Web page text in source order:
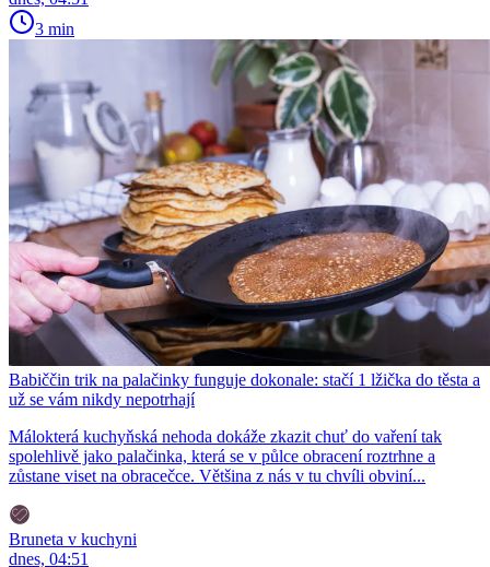
3 min
Babiččin trik na palačinky funguje dokonale: stačí 1 lžička do těsta a
už se vám nikdy nepotrhají
Málokterá kuchyňská nehoda dokáže zkazit chuť do vaření tak
spolehlivě jako palačinka, která se v půlce obracení roztrhne a
zůstane viset na obracečce. Většina z nás v tu chvíli obviní...
Bruneta v kuchyni
dnes, 04:51